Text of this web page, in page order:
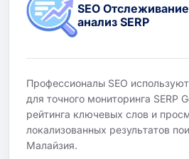
SEO
анализ SERP
Профессионалы SEO
для точного мониторинга SERP
рейтинга ключевых слов и
локализованных результатов
Малайзия.